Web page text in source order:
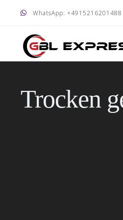
WhatsApp: +4915216201488
Trocken